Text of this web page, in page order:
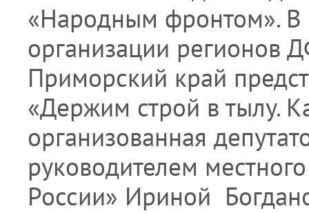
«Народным фронтом». В
организации регионов
Приморский край
«Держим строй в тылу.
организованная
руководителем
России» Ириной